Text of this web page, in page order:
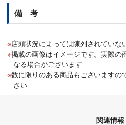
備 考
店頭状況によっては陳列されていな
掲載の画像はイメージです。実際の
なる場合がございます
数に限りのある商品もございますの
さい
関連情報